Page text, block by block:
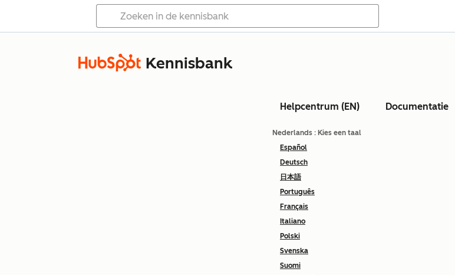
Kennisbank
Helpcentrum (EN) Documentatie
Nederlands : Kies een taal
Español
Deutsch
日本語
Português
Français
Italiano
Polski
Svenska
Suomi